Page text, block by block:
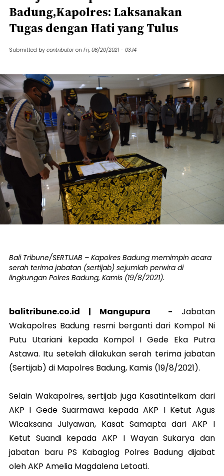
Badung,Kapolres: Laksanakan
Tugas dengan Hati yang Tulus
Submitted by contributor on Fri, 08/20/2021 - 03:14
Bali Tribune/SERTIJAB – Kapolres Badung memimpin acara
serah terima jabatan (sertijab) sejumlah perwira di
lingkungan Polres Badung, Kamis (19/8/2021).
balitribune.co.id | Mangupura - Jabatan
Wakapolres Badung resmi berganti dari Kompol Ni
Putu Utariani kepada Kompol I Gede Eka Putra
Astawa. Itu setelah dilakukan serah terima jabatan
(Sertijab) di Mapolres Badung, Kamis (19/8/2021).
Selain Wakapolres, sertijab juga Kasatintelkam dari
AKP I Gede Suarmawa kepada AKP I Ketut Agus
Wicaksana Julyawan, Kasat Samapta dari AKP I
Ketut Suandi kepada AKP I Wayan Sukarya dan
jabatan baru PS Kabaglog Polres Badung dijabat
oleh AKP Amelia Magdalena Letoati.